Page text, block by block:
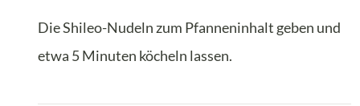
Die Shileo-Nudeln zum Pfanneninhalt geben und
etwa 5 Minuten köcheln lassen.